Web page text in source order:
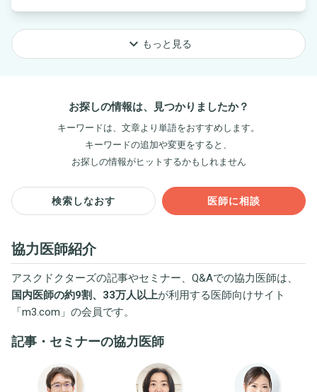
keyboard_arrow_down もっと見る
お探しの情報は、見つかりましたか？
キーワードは、文章より単語をおすすめします。
キーワードの追加や変更をすると、
お探しの情報がヒットするかもしれません
検索しなおす 医師に相談
協力医師紹介
アスクドクターズの記事やセミナー、Q&Aでの協力医師は、
国内医師の約9割、33万人以上が利用する医師向けサイト
「m3.com 」の会員です。
記事・セミナーの協力医師